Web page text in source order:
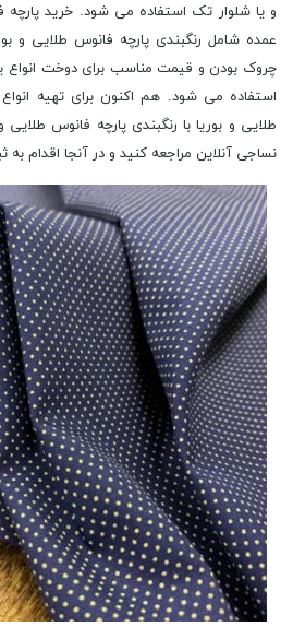
و یا شلوار تک استفاده می شود. خرید پارچه
عمده شامل رنگبندی پارچه فانوس طلایی و
چروک بودن و قیمت مناسب برای دوخت انواع
استفاده می شود. هم اکنون برای تهیه
طلایی و بوریا با رنگبندی پارچه فانوس طلایی
نساجی آنلاین مراجعه کنید و در آنجا اقدام